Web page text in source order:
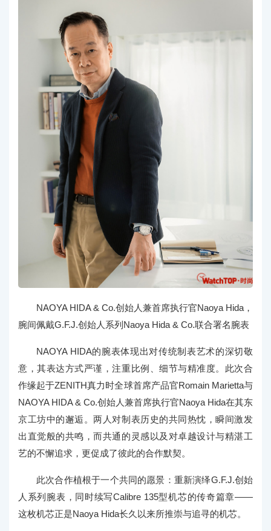
NAOYA HIDA & Co.创始人兼首席执行官Naoya Hida，
腕间佩戴G.F.J.创始人系列Naoya Hida & Co.联合署名腕表
NAOYA HIDA的腕表体现出对传统制表艺术的深切敬
意，其表达方式严谨，注重比例、细节与精准度。此次合
作缘起于ZENITH真力时全球首席产品官Romain Marietta与
NAOYA HIDA & Co.创始人兼首席执行官Naoya Hida在其东
京工坊中的邂逅。两人对制表历史的共同热忱，瞬间激发
出直觉般的共鸣，而共通的灵感以及对卓越设计与精湛工
艺的不懈追求，更促成了彼此的合作默契。
此次合作植根于一个共同的愿景：重新演绎G.F.J.创始
人系列腕表，同时续写Calibre 135型机芯的传奇篇章——
这枚机芯正是Naoya Hida长久以来所推崇与追寻的机芯。